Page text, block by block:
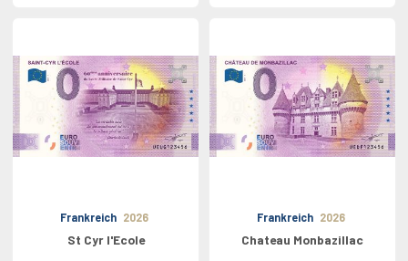
Frankreich 2026
St Cyr l'Ecole
Frankreich 2026
Chateau Monbazillac